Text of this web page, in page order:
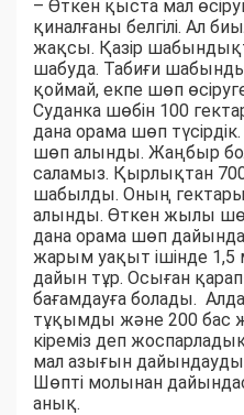
– Өткен қыста мал
қиналғаны белгілі. Ал
жақсы. Қазір
шабуда. Табиғи
қоймай, екпе шөп
Суданка шөбін 100
дана орама шөп
шөп алынды. Жаңбыр
саламыз. Қырлықтан
шабылды. Оның
алынды. Өткен жылы
дана орама шөп
жарым уақыт ішінде
дайын тұр. Осыған
бағамдауға болады.
тұқымды және 200 бас
кіреміз деп
мал азығын
Шөпті молынан
анық.